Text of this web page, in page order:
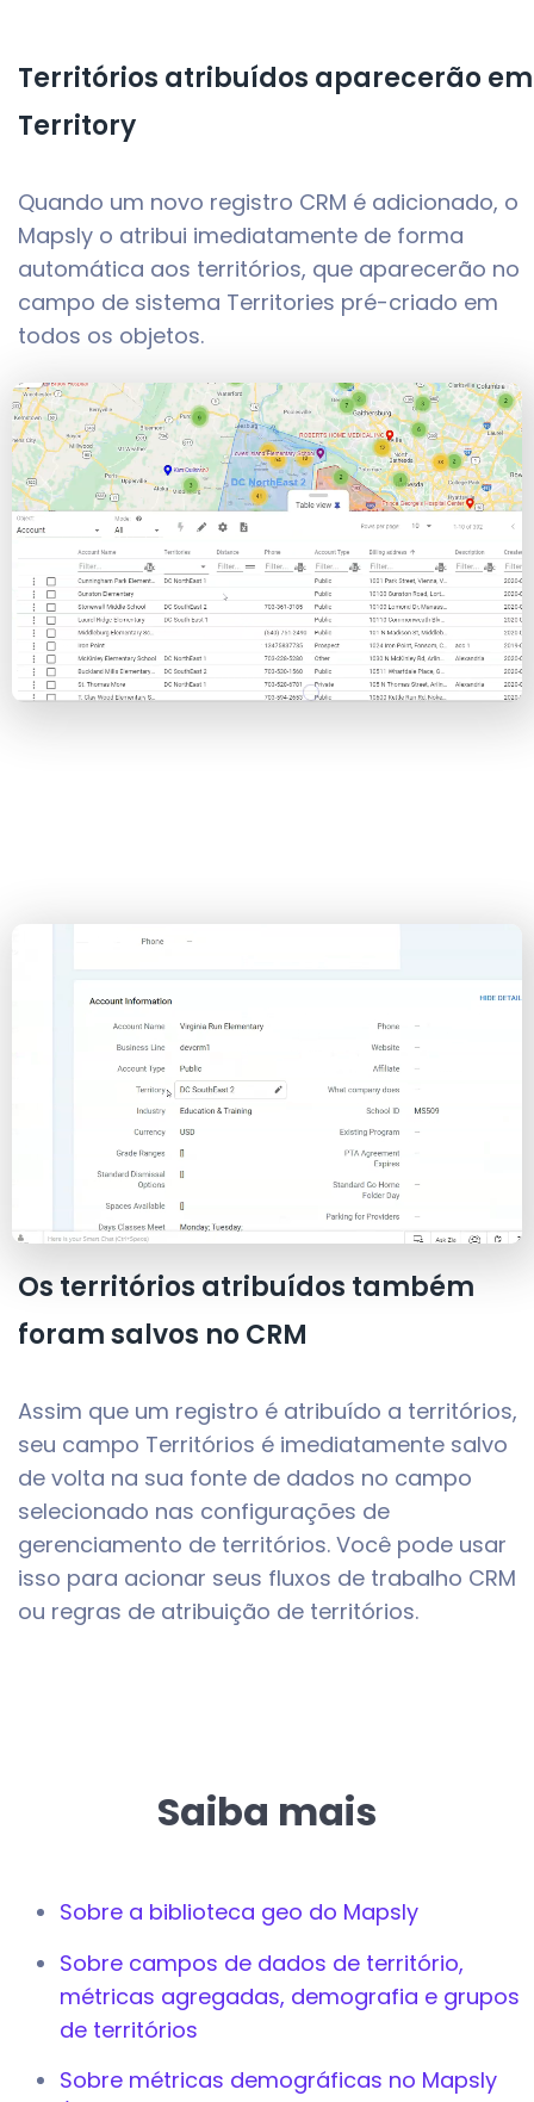
Territórios atribuídos aparecerão em
Territory
Quando um novo registro CRM é adicionado, o
Mapsly o atribui imediatamente de forma
automática aos territórios, que aparecerão no
campo de sistema Territories pré-criado em
todos os objetos.
Os territórios atribuídos também
foram salvos no CRM
Assim que um registro é atribuído a territórios,
seu campo Territórios é imediatamente salvo
de volta na sua fonte de dados no campo
selecionado nas configurações de
gerenciamento de territórios. Você pode usar
isso para acionar seus fluxos de trabalho CRM
ou regras de atribuição de territórios.
Saiba mais
Sobre a biblioteca geo do Mapsly
Sobre campos de dados de território,
métricas agregadas, demografia e grupos
de territórios
Sobre métricas demográficas no Mapsly